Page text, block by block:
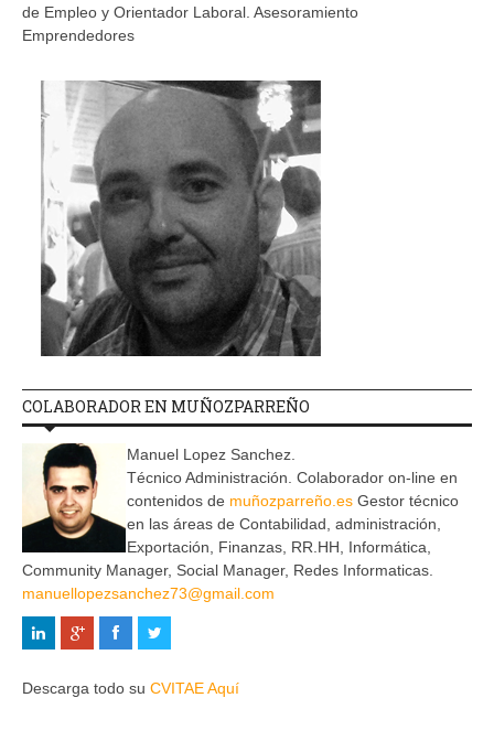
de Empleo y Orientador Laboral. Asesoramiento
Emprendedores
COLABORADOR EN MUÑOZPARREÑO
Manuel Lopez Sanchez.
Técnico Administración. Colaborador on-line en
contenidos de muñozparreño.es Gestor técnico
en las áreas de Contabilidad, administración,
Exportación, Finanzas, RR.HH, Informática,
Community Manager, Social Manager, Redes Informaticas.
manuellopezsanchez73@gmail.com
Descarga todo su CVITAE Aquí